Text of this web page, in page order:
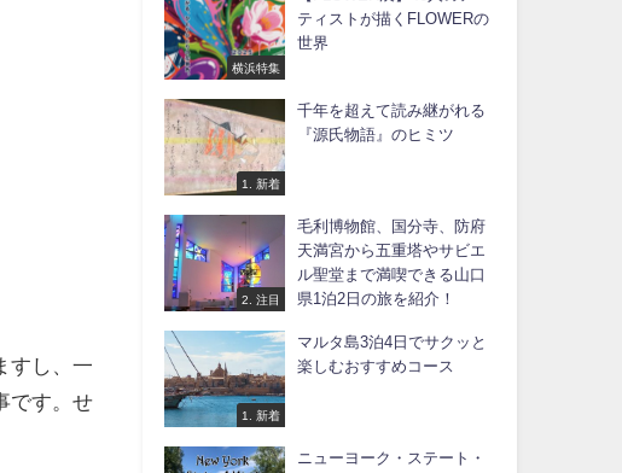
すし、一
です。せ
横浜特集
ティストが描くFLOWERの
世界
1. 新着
千年を超えて読み継がれる
『源氏物語』のヒミツ
2. 注目
毛利博物館、国分寺、防府
天満宮から五重塔やサビエ
ル聖堂まで満喫できる山口
県1泊2日の旅を紹介！
1. 新着
マルタ島3泊4日でサクッと
楽しむおすすめコース
ニューヨーク・ステート・